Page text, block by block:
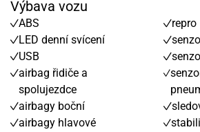
Výbava vozu
ABS
LED denní svícení
USB
airbag řidiče a
spolujezdce
airbagy boční
airbagy hlavové
repro